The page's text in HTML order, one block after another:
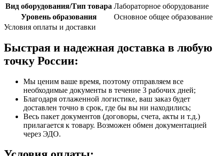
Вид оборудования/Тип товара Лабораторное оборудование
Уровень образования
Основное общее образование
Условия оплаты и доставки
Быстрая и надежная доставка в любую
точку России:
Мы ценим ваше время, поэтому отправляем все
необходимые документы в течение 3 рабочих дней;
Благодаря отлаженной логистике, ваш заказ будет
доставлен точно в срок, где бы вы ни находились;
Весь пакет документов (договоры, счета, акты и т.д.)
прилагается к товару. Возможен обмен документацией
через ЭДО.